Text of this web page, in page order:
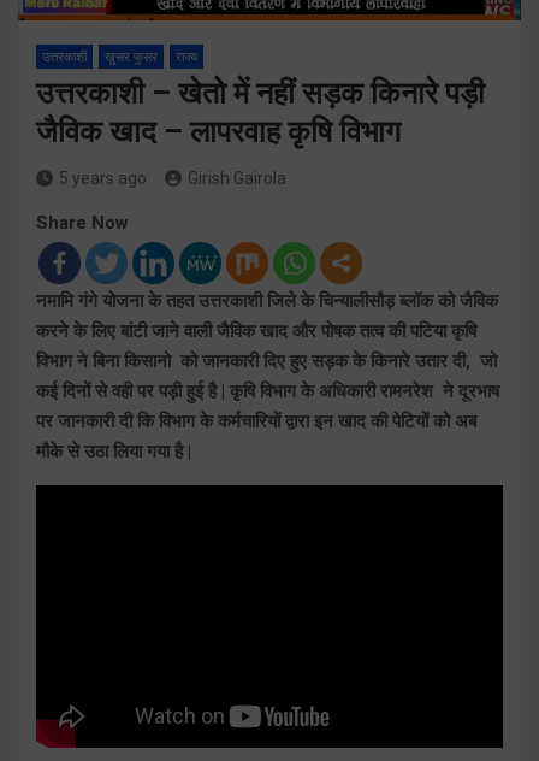
उत्तरकाशी खुसर फुसर राज्य
उत्तरकाशी – खेतो में नहीं सड़क किनारे पड़ी
जैविक खाद – लापरवाह कृषि विभाग
5 years ago Girish Gairola
Share Now
नमामि गंगे योजना के तहत उत्तरकाशी जिले के चिन्यालीसौड़ ब्लॉक को जैविक
करने के लिए बांटी जाने वाली जैविक खाद और पोषक तत्व की पटिया कृषि
विभाग ने बिना किसानो को जानकारी दिए हुए सड़क के किनारे उतार दी, जो
कई दिनों से वही पर पड़ी हुई है | कृषि विभाग के अधिकारी रामनरेश ने दूरभाष
पर जानकारी दी कि विभाग के कर्मचारियों द्वारा इन खाद की पेटियों को अब
मौके से उठा लिया गया है |